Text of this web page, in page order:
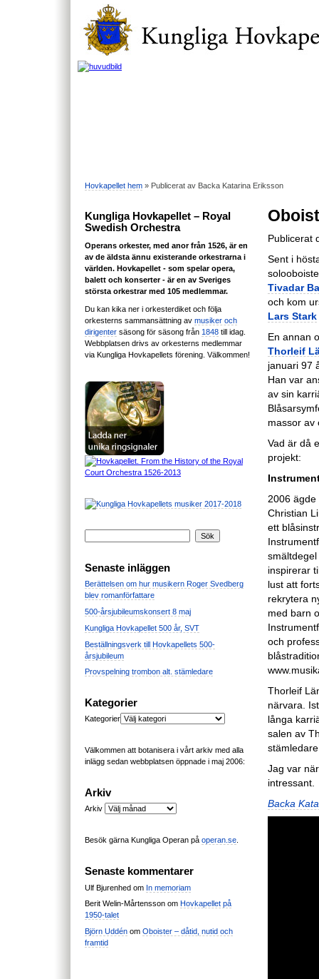
Hovkapellet hem » Publicerat av Backa Katarina Eriksson
Kungliga Hovkapellet – Royal
Swedish Orchestra
Operans orkester, med anor från 1526, är en
av de äldsta ännu existerande orkestrarna i
världen. Hovkapellet - som spelar opera,
balett och konserter - är en av Sveriges
största orkestrar med 105 medlemmar.
Du kan kika ner i orkesterdiket och följa
orkesterns sammansättning av musiker och
dirigenter säsong för säsong från 1848 till idag.
Webbplatsen drivs av orkesterns medlemmar
via Kungliga Hovkapellets förening. Välkommen!
Senaste inläggen
Berättelsen om hur musikern Roger Svedberg
blev romanförfattare
500-årsjubileumskonsert 8 maj
Kungliga Hovkapellet 500 år, SVT
Beställningsverk till Hovkapellets 500-
årsjubileum
Provspelning trombon alt. stämledare
Kategorier
Kategorier
Välkommen att botanisera i vårt arkiv med alla
inlägg sedan webbplatsen öppnade i maj 2006:
Arkiv
Arkiv
Besök gärna Kungliga Operan på operan.se
Senaste kommentarer
Ulf Bjurenhed om In memoriam
Berit Welin-Mårtensson om Hovkapellet på
1950-talet
Björn Uddén om Oboister – dåtid, nutid och
framtid
Publicerat
Sent i
Tivadar
och kom
Lars Stark
En annan
Thorleif
januari 97
Han var
av sin
massor av
Vad är då
projekt:
2006
Christian
ett
inspirerar
lust att
rekrytera
med barn
och
Thorleif
närvara.
långa
salen av
Jag var
intressant.
Backa